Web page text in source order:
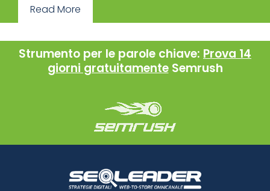
Read More
Strumento per le parole chiave: Prova 14
giorni gratuitamente Semrush